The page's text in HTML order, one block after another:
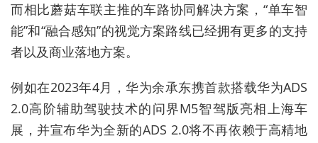
而相比蘑菇车联主推的车路协同解决方案，“单车智
能”和“融合感知”的视觉方案路线已经拥有更多的支持
者以及商业落地方案。
例如在2023年4月，华为余承东携首款搭载华为ADS
2.0高阶辅助驾驶技术的问界M5智驾版亮相上海车
展，并宣布华为全新的ADS 2.0将不再依赖于高精地